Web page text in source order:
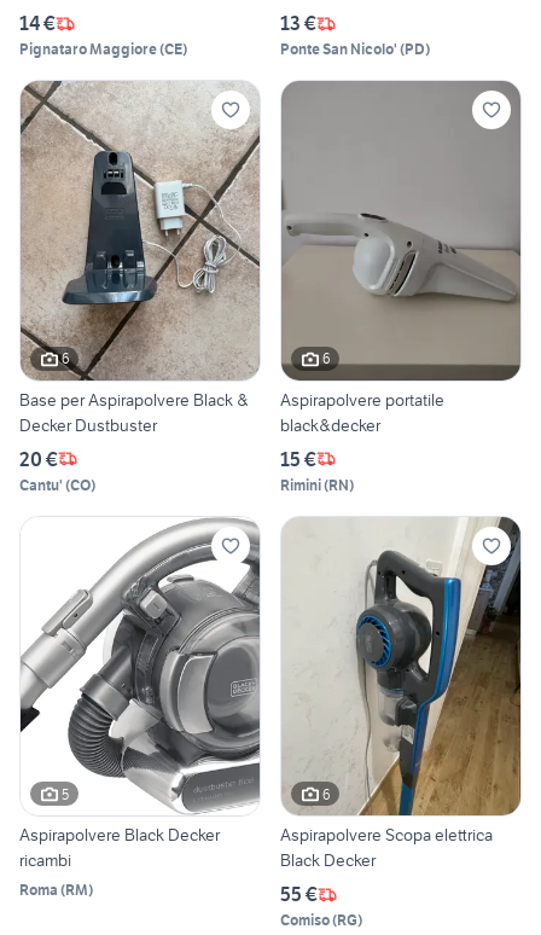
14 €
Pignataro Maggiore(CE)
13 €
Ponte San Nicolo' (PD)
6
Base per Aspirapolvere Black &
Decker Dustbuster
20 €
Cantu' (CO)
6
Aspirapolvere portatile
black&decker
15 €
Rimini(RN)
5
Aspirapolvere Black Decker
ricambi
Roma (RM)
6
Aspirapolvere Scopa elettrica
Black Decker
55 €
Comiso(RG)